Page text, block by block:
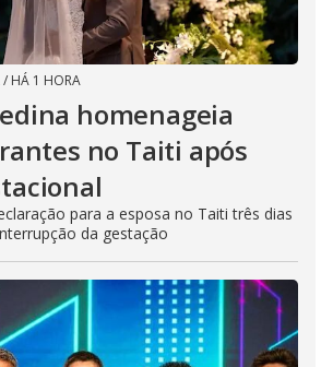
/ HÁ 1 HORA
homenageia
no Taiti após
para a esposa no Taiti três dias
da gestação